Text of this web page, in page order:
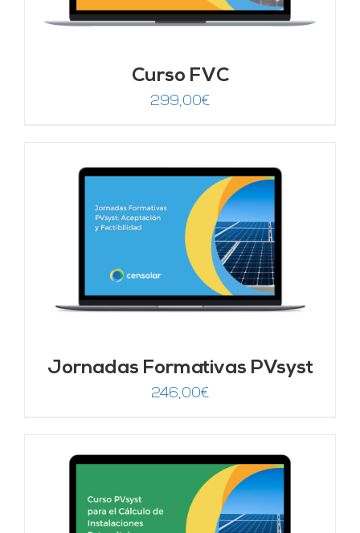
Curso FVC
299,00€
Jornadas Formativas PVsyst
246,00€